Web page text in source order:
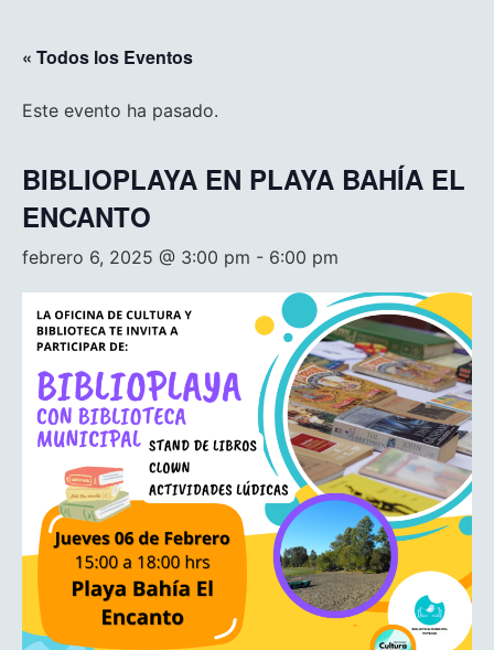
« Todos los Eventos
Este evento ha pasado.
BIBLIOPLAYA EN PLAYA BAHÍA EL
ENCANTO
febrero 6, 2025 @ 3:00 pm - 6:00 pm